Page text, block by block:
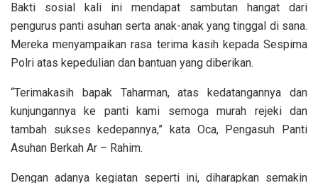
Bakti sosial kali ini mendapat sambutan hangat dari
pengurus panti asuhan serta anak-anak yang tinggal di sana.
Mereka menyampaikan rasa terima kasih kepada Sespima
Polri atas kepedulian dan bantuan yang diberikan.
“Terimakasih bapak Taharman, atas kedatangannya dan
kunjungannya ke panti kami semoga murah rejeki dan
tambah sukses kedepannya,” kata Oca, Pengasuh Panti
Asuhan Berkah Ar – Rahim.
Dengan adanya kegiatan seperti ini, diharapkan semakin